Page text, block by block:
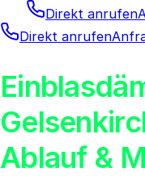
Direkt anrufen
Direkt anrufen
Ablauf &